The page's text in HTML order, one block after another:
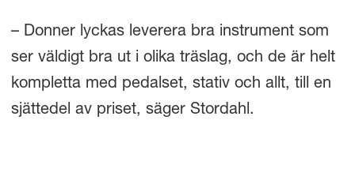
– Donner lyckas leverera bra instrument som
ser väldigt bra ut i olika träslag, och de är helt
kompletta med pedalset, stativ och allt, till en
sjättedel av priset, säger Stordahl.